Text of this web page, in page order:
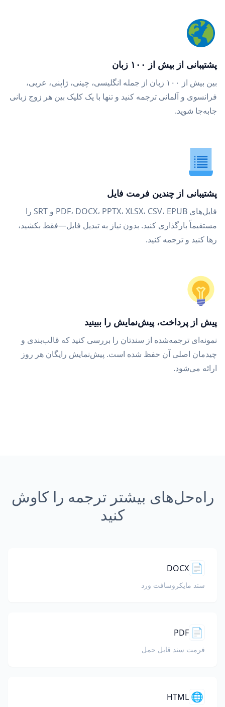
پشتیبانی از بیش از ۱۰۰ زبان
بین بیش از ۱۰۰ زبان از جمله انگلیسی، چینی، ژاپنی، عربی،
فرانسوی و آلمانی ترجمه کنید و تنها با یک کلیک بین هر زوج زبانی
جابه‌جا شوید.
پشتیبانی از چندین فرمت فایل
فایل‌های PDF، DOCX، PPTX، XLSX، CSV، EPUB و SRT را
مستقیماً بارگذاری کنید. بدون نیاز به تبدیل فایل—فقط بکشید،
رها کنید و ترجمه کنید.
پیش از پرداخت، پیش‌نمایش را ببینید
نمونه‌ای ترجمه‌شده از سندتان را بررسی کنید که قالب‌بندی و
چیدمان اصلی آن حفظ شده است. پیش‌نمایش رایگان هر روز
ارائه می‌شود.
راه‌حل‌های بیشتر ترجمه را کاوش
کنید
📄
DOCX
سند مایکروسافت ورد
📄
PDF
فرمت سند قابل حمل
🌐
HTML